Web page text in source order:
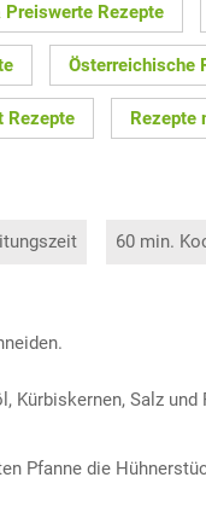
Rezepte
Österreichische
Rezepte Rezepte
60 min.
Kürbiskernen, Salz und
Pfanne die